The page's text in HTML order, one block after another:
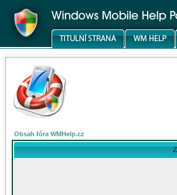
Obsah fóra WMHelp.cz